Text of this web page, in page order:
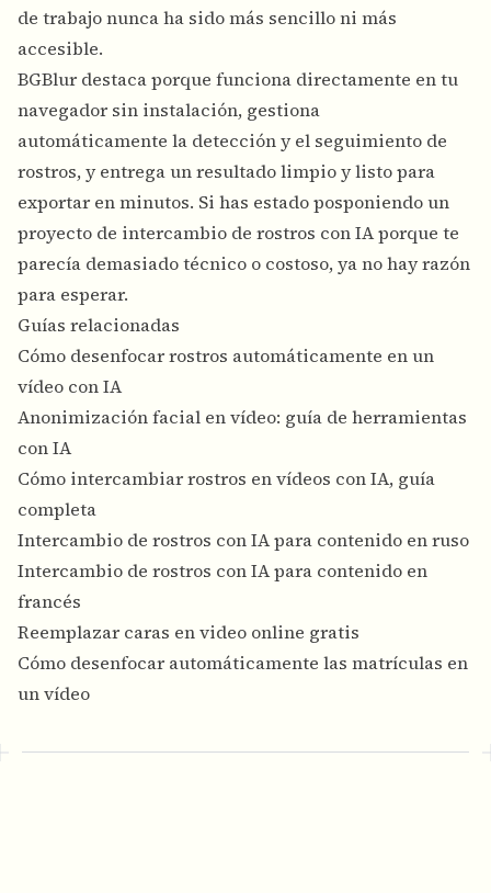
de trabajo nunca ha sido más sencillo ni más
accesible.
BGBlur destaca porque funciona directamente en tu
navegador sin instalación, gestiona
automáticamente la detección y el seguimiento de
rostros, y entrega un resultado limpio y listo para
exportar en minutos. Si has estado posponiendo un
proyecto de intercambio de rostros con IA porque te
parecía demasiado técnico o costoso, ya no hay razón
para esperar.
Guías relacionadas
Cómo desenfocar rostros automáticamente en un
vídeo con IA
Anonimización facial en vídeo: guía de herramientas
con IA
Cómo intercambiar rostros en vídeos con IA, guía
completa
Intercambio de rostros con IA para contenido en ruso
Intercambio de rostros con IA para contenido en
francés
Reemplazar caras en video online gratis
Cómo desenfocar automáticamente las matrículas en
un vídeo